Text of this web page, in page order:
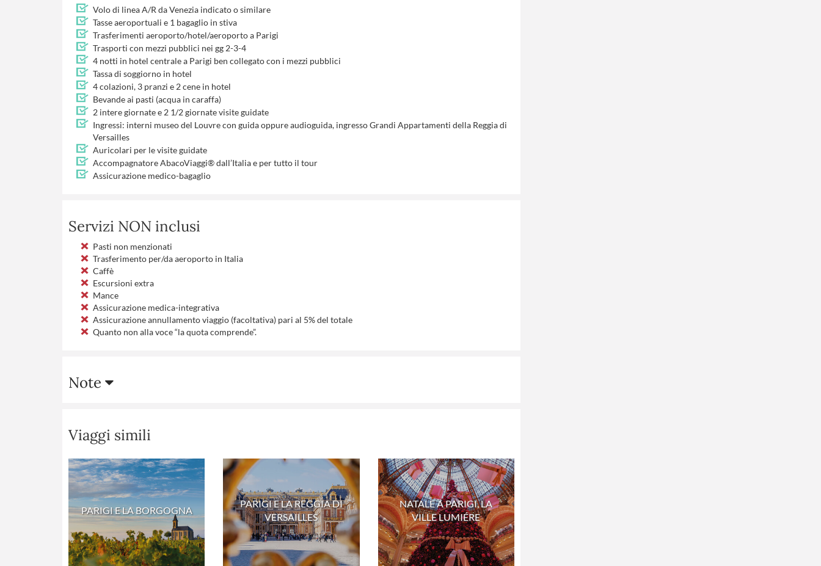
Volo di linea A/R da Venezia indicato o similare
Tasse aeroportuali e 1 bagaglio in stiva
Trasferimenti aeroporto/hotel/aeroporto a Parigi
Trasporti con mezzi pubblici nei gg 2-3-4
4 notti in hotel centrale a Parigi ben collegato con i mezzi pubblici
Tassa di soggiorno in hotel
4 colazioni, 3 pranzi e 2 cene in hotel
Bevande ai pasti (acqua in caraffa)
2 intere giornate e 2 1/2 giornate visite guidate
Ingressi: interni museo del Louvre con guida oppure audioguida, ingresso Grandi Appartamenti della Reggia di
Versailles
Auricolari per le visite guidate
Accompagnatore AbacoViaggi® dall’Italia e per tutto il tour
Assicurazione medico-bagaglio
Servizi NON inclusi
Pasti non menzionati
Trasferimento per/da aeroporto in Italia
Caffè
Escursioni extra
Mance
Assicurazione medica-integrativa
Assicurazione annullamento viaggio (facoltativa) pari al 5% del totale
Quanto non alla voce “la quota comprende”.
Note
Viaggi simili
PARIGI E LA BORGOGNA
PARIGI E LA REGGIA DI
VERSAILLES
NATALE A PARIGI, LA
VILLE LUMIÉRE